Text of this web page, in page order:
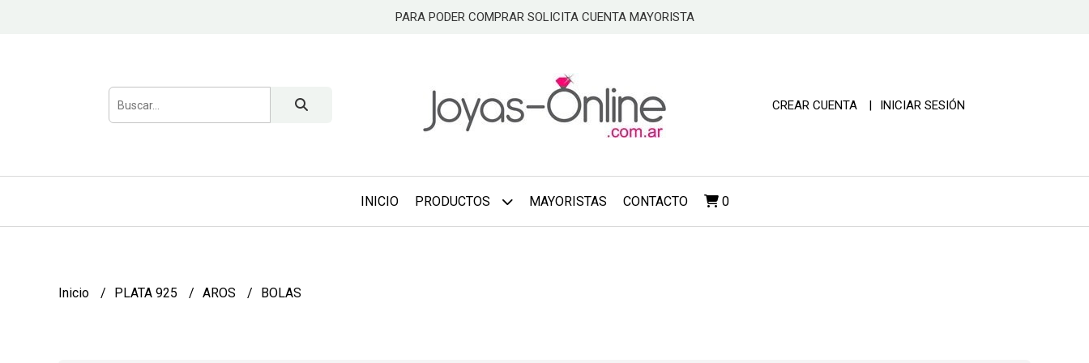
PARA PODER COMPRAR SOLICITA CUENTA MAYORISTA
CREAR CUENTA INICIAR SESIÓN
INICIO PRODUCTOS MAYORISTAS CONTACTO 0
Inicio PLATA 925 AROS BOLAS